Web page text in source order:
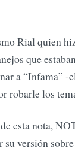
Rial quien
que
a “Infama” -
robarle los
esta nota,
versión